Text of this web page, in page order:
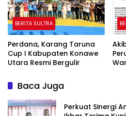
BERITA SULTRA
Perdana, Karang Taruna
Cup I Kabupaten Konawe
Utara Resmi Bergulir
Baca Juga
Perkuat Sinergi